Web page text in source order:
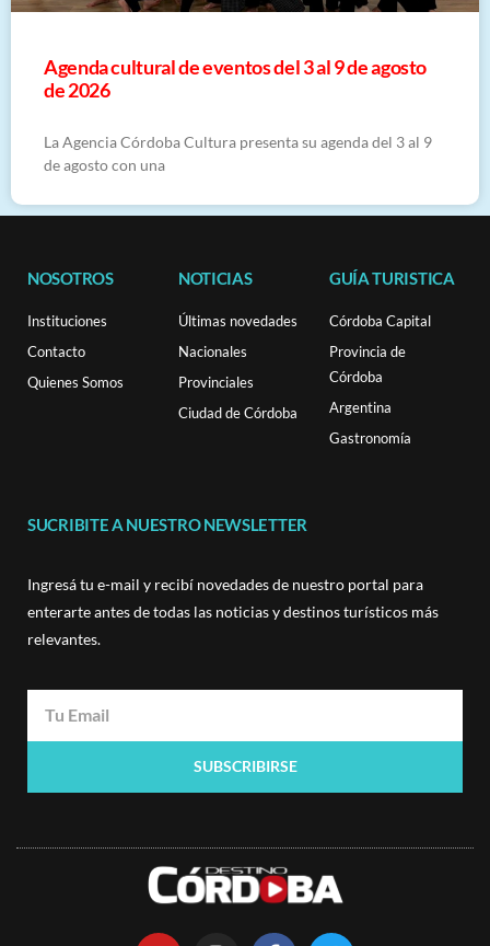
​Agenda cultural de eventos del 3 al 9 de agosto
de 2026
La Agencia Córdoba Cultura presenta su agenda del 3 al 9
de agosto con una
NOSOTROS
Instituciones
Contacto
Quienes Somos
NOTICIAS
Últimas novedades
Nacionales
Provinciales
Ciudad de Córdoba
GUÍA TURISTICA
Córdoba Capital
Provincia de
Córdoba
Argentina
Gastronomía
SUCRIBITE A NUESTRO NEWSLETTER
Ingresá tu e-mail y recibí novedades de nuestro portal para
enterarte antes de todas las noticias y destinos turísticos más
relevantes.
SUBSCRIBIRSE